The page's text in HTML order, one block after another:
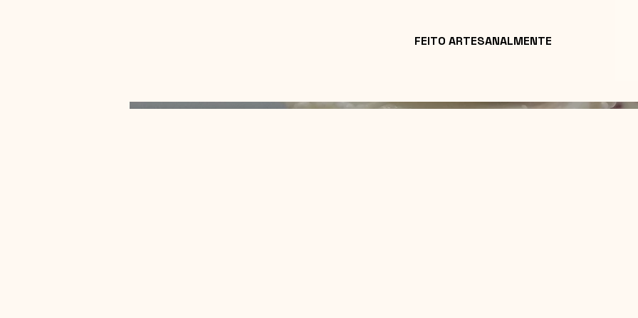
FEITO ARTESANALMENTE